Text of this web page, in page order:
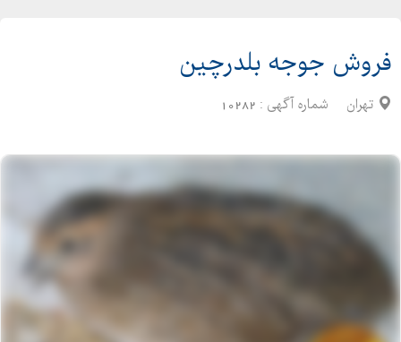
فروش جوجه بلدرچين
تهران شماره آگهی : 10282